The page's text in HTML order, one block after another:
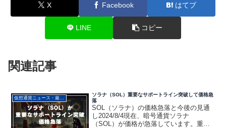
X Facebook はてブ
LINE コピー
関連記事
仮想通貨ニュース・最新動向
ソラナ（SOL）重要なサポートライン突破して価格急
落
SOL（ソラナ）の価格急落と今後の見通
し2024/8/4現在、暗号通貨ソラナ
（SOL）が価格が急落しています。重要